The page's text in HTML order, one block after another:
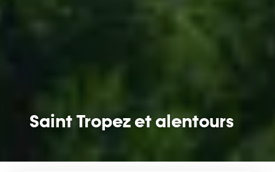
Saint Tropez et alentours